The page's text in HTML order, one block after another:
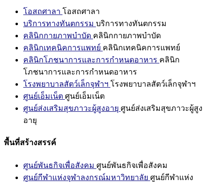
โอสถศาลา โอสถศาลา
บริการทางทันตกรรม บริการทางทันตกรรม
คลินิกกายภาพบำบัด คลินิกกายภาพบำบัด
คลินิกเทคนิคการแพทย์ คลินิกเทคนิคการแพทย์
คลินิกโภชนาการและการกำหนดอาหาร คลินิก
โภชนาการและการกำหนดอาหาร
โรงพยาบาลสัตว์เล็กจุฬาฯ โรงพยาบาลสัตว์เล็กจุฬาฯ
ศูนย์เอ็มเน็ต ศูนย์เอ็มเน็ต
ศูนย์ส่งเสริมสุขภาวะผู้สูงอายุ ศูนย์ส่งเสริมสุขภาวะผู้สูง
อายุ
พื้นที่สร้างสรรค์
ศูนย์พันธกิจเพื่อสังคม ศูนย์พันธกิจเพื่อสังคม
ศูนย์กีฬาแห่งจุฬาลงกรณ์มหาวิทยาลัย ศูนย์กีฬาแห่ง